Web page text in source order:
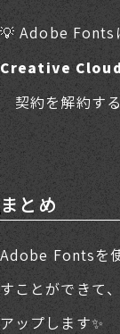
💡 Adobe Fonts
Creative Cloud
契約を解約す
まとめ
Adobe Fontsを
すことができて
アップします✨